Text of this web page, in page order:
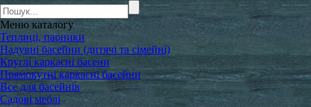
Меню каталогу
Теплиці, парники
Надувні басейни (дитячі та сімейні)
Круглі каркасні басени
Прямокутні каркасні басейни
Все для басейнів
Садові меблі